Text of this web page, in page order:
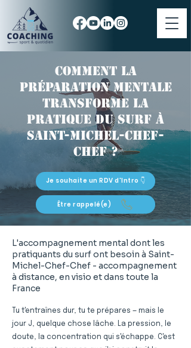
Comment la
préparation mentale
transforme la
pratique du surf à
Saint-Michel-Chef-
Chef ?
Je souhaite un RDV d'Intro 👇
Être rappelé(e)
L'accompagnement mental dont les
pratiquants du surf ont besoin à Saint-
Michel-Chef-Chef - accompagnement
à distance, en visio et dans toute la
France
Tu t'entraînes dur, tu te prépares — mais le
jour J, quelque chose lâche. La pression, le
doute, la concentration qui s'échappe. C'est